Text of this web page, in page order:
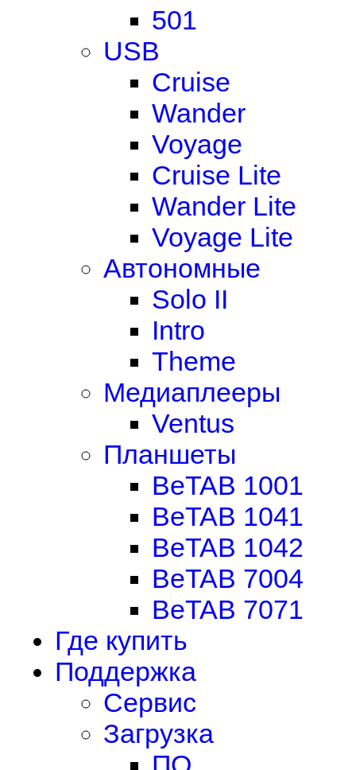
501
USB
Cruise
Wander
Voyage
Cruise Lite
Wander Lite
Voyage Lite
Автономные
Solo II
Intro
Theme
Медиаплееры
Ventus
Планшеты
BeTAB 1001
BeTAB 1041
BeTAB 1042
BeTAB 7004
BeTAB 7071
Где купить
Поддержка
Сервис
Загрузка